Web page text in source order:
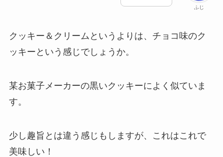
ふじ
クッキー＆クリームというよりは、チョコ味のク
ッキーという感じでしょうか。
某お菓子メーカーの黒いクッキーによく似ていま
す。
少し趣旨とは違う感じもしますが、これはこれで
美味しい！